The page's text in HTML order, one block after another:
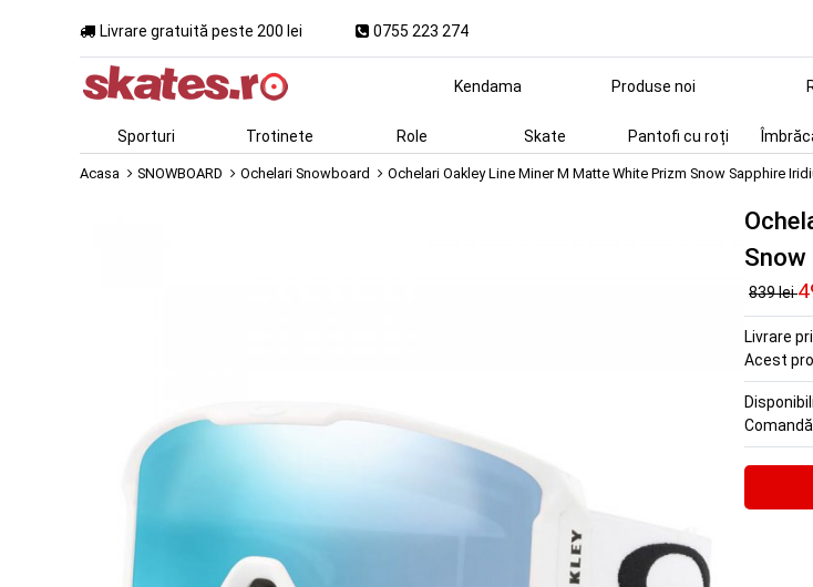
Livrare gratuită peste 200 lei 0755 223 274
Kendama Produse noi
Sporturi Trotinete Role Skate Pantofi cu roți
Acasa SNOWBOARD Ochelari Snowboard Ochelari Oakley Line Miner M Matte White Prizm Snow Sapphire
Snow
839 lei
Livrare
Acest